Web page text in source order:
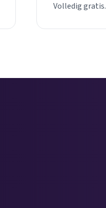
Volledig gratis.